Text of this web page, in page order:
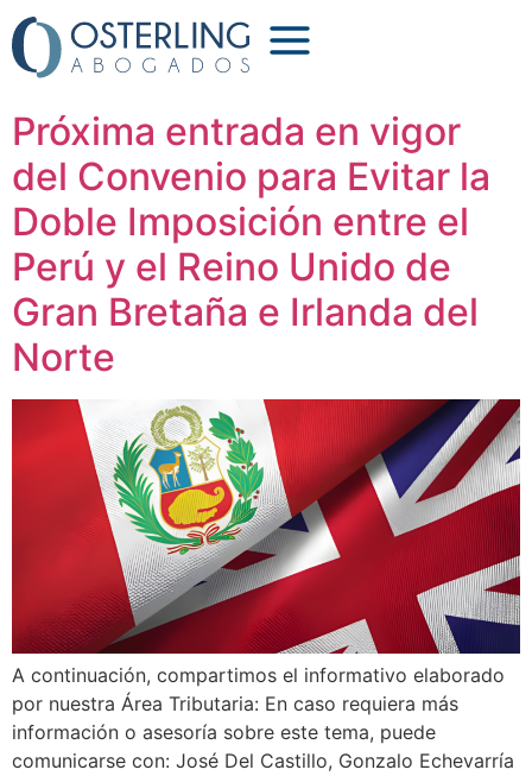
Etiqueta:convenio
Próxima entrada en vigor
del Convenio para Evitar la
Doble Imposición entre el
Perú y el Reino Unido de
Gran Bretaña e Irlanda del
Norte
A continuación, compartimos el informativo elaborado
por nuestra Área Tributaria: En caso requiera más
información o asesoría sobre este tema, puede
comunicarse con: José Del Castillo, Gonzalo Echevarría